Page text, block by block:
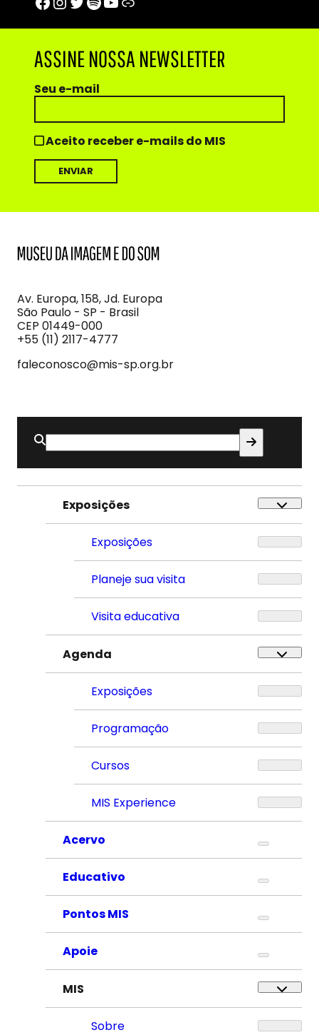
ASSINE NOSSA NEWSLETTER
Seu e-mail
Aceito receber e-mails do MIS
Imagem
e
do
Som
Av. Europa, 158, Jd. Europa
São Paulo - SP - Brasil
CEP 01449-000
+55 (11) 2117-4777
faleconosco@mis-sp.org.br
Buscar
por:
Exposições
Exposições
Planeje sua visita
Visita educativa
Agenda
Exposições
Programação
Cursos
MIS Experience
Acervo
Educativo
Pontos MIS
Apoie
MIS
Sobre